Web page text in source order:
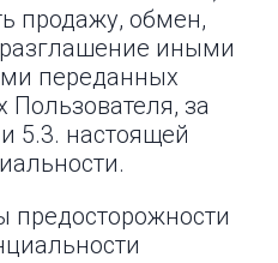
продажу, обмен,
иными
переданных
за
5.3. настоящей